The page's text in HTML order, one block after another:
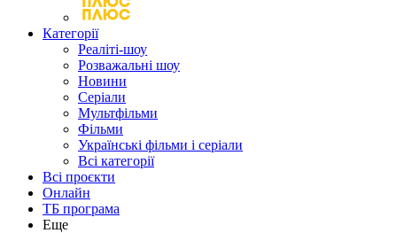
Категорії
Реаліті-шоу
Розважальні шоу
Новини
Серіали
Мультфільми
Фільми
Українські фільми і серіали
Всі категорії
Всі проєкти
Онлайн
ТБ програма
Еще